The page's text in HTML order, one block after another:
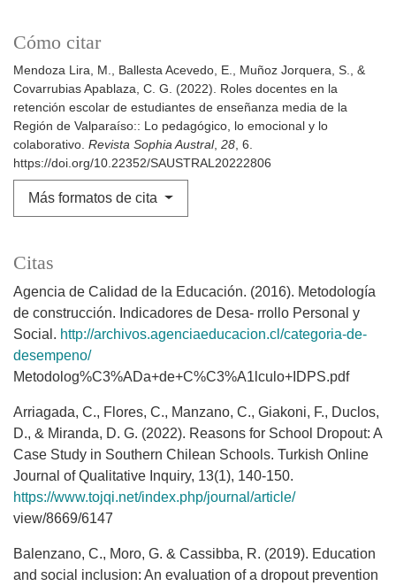
Cómo citar
Mendoza Lira, M., Ballesta Acevedo, E., Muñoz Jorquera, S., &
Covarrubias Apablaza, C. G. (2022). Roles docentes en la
retención escolar de estudiantes de enseñanza media de la
Región de Valparaíso:: Lo pedagógico, lo emocional y lo
colaborativo. Revista Sophia Austral, 28, 6.
https://doi.org/10.22352/SAUSTRAL20222806
Más formatos de cita
Citas
Agencia de Calidad de la Educación. (2016). Metodología
de construcción. Indicadores de Desa- rrollo Personal y
Social. http://archivos.agenciaeducacion.cl/categoria-de-
desempeno/
Metodolog%C3%ADa+de+C%C3%A1lculo+IDPS.pdf
Arriagada, C., Flores, C., Manzano, C., Giakoni, F., Duclos,
D., & Miranda, D. G. (2022). Reasons for School Dropout: A
Case Study in Southern Chilean Schools. Turkish Online
Journal of Qualitative Inquiry, 13(1), 140-150.
https://www.tojqi.net/index.php/journal/article/
view/8669/6147
Balenzano, C., Moro, G. & Cassibba, R. (2019). Education
and social inclusion: An evaluation of a dropout prevention